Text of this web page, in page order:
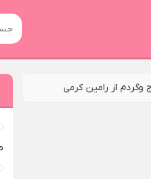
از رامین کرمی